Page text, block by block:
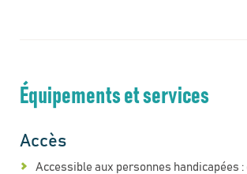
Équipements et services
Accès
Accessible aux personnes handicapées :